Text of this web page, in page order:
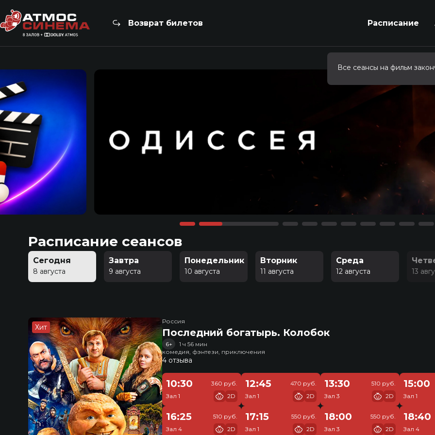
Возврат билетов Расписание
Расписание сеансов
Сегодня
8 августа
Завтра
9 августа
Понедельник
10 августа
Вторник
11 августа
Среда
12 августа 13
Хит
Россия
Последний богатырь. Колобок
6+
1 ч 56 мин
комедия, фэнтези, приключения
4 отзыва
10:30
Зал 1
360 руб.
2D
12:45
Зал 1
470 руб.
2D
13:30
Зал 3
510 руб.
2D
15:00
Зал 1
16:25
Зал 4
510 руб.
2D
17:15
Зал 1
550 руб.
2D
18:00
Зал 3
550 руб.
2D
18:40
Зал 4
Все сеансы на фильм